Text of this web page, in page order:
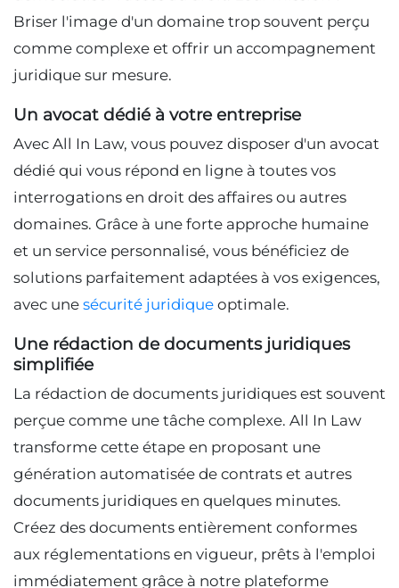
Briser l'image d'un domaine trop souvent perçu
comme complexe et offrir un accompagnement
juridique sur mesure.
Un avocat dédié à votre entreprise
Avec All In Law, vous pouvez disposer d'un avocat
dédié qui vous répond en ligne à toutes vos
interrogations en droit des affaires ou autres
domaines. Grâce à une forte approche humaine
et un service personnalisé, vous bénéficiez de
solutions parfaitement adaptées à vos exigences,
avec une sécurité juridique optimale.
Une rédaction de documents juridiques
simplifiée
La rédaction de documents juridiques est souvent
perçue comme une tâche complexe. All In Law
transforme cette étape en proposant une
génération automatisée de contrats et autres
documents juridiques en quelques minutes.
Créez des documents entièrement conformes
aux réglementations en vigueur, prêts à l'emploi
immédiatement grâce à notre plateforme